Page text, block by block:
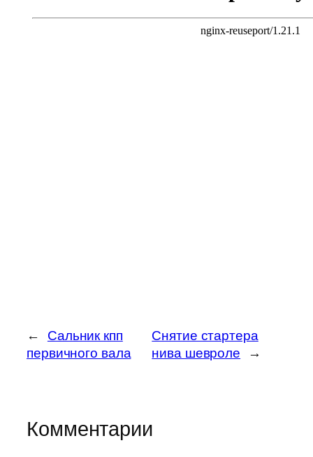
←
Cальник кпп
первичного вала
Снятие стартера
нива шевроле
→
Комментарии